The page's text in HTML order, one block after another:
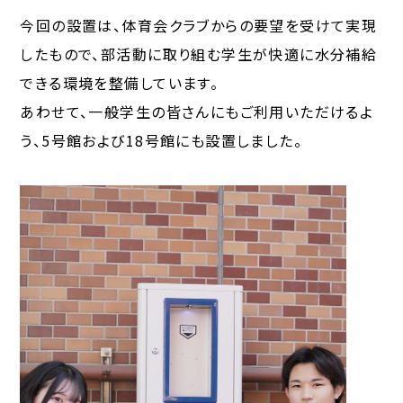
今回の設置は、体育会クラブからの要望を受けて実現
したもので、部活動に取り組む学生が快適に水分補給
できる環境を整備しています。
あわせて、一般学生の皆さんにもご利用いただけるよ
う、5号館および18号館にも設置しました。